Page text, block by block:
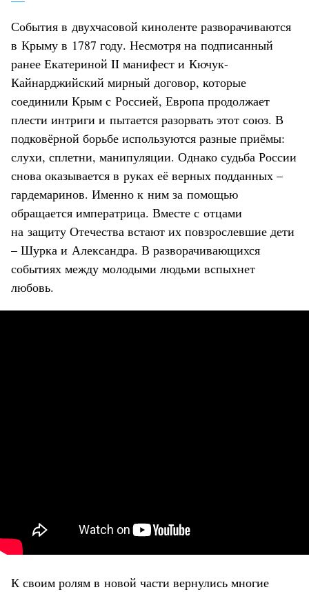
События в двухчасовой киноленте разворачиваются
в Крыму в 1787 году. Несмотря на подписанный
ранее Екатериной II манифест и Кючук-
Кайнарджийский мирный договор, которые
соединили Крым с Россией, Европа продолжает
плести интриги и пытается разорвать этот союз. В
подковёрной борьбе используются разные приёмы:
слухи, сплетни, манипуляции. Однако судьба России
снова оказывается в руках её верных подданных –
гардемаринов. Именно к ним за помощью
обращается императрица. Вместе с отцами
на защиту Отечества встают их повзрослевшие дети
– Шурка и Александра. В разворачивающихся
событиях между молодыми людьми вспыхнет
любовь.
К своим ролям в новой части вернулись многие